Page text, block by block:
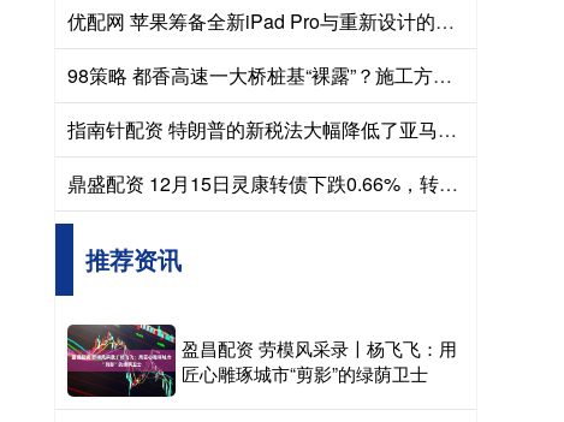
优配网 苹果筹备全新iPad Pro与重新设计的入门级MacBook Pro
98策略 都香高速一大桥桩基“裸露”？施工方澄清：系高桩承台，已验收
指南针配资 特朗普的新税法大幅降低了亚马逊缴纳的公司税
鼎盛配资 12月15日灵康转债下跌0.66%，转股溢价率69.48%
推荐资讯
盈昌配资 劳模风采录〡杨飞飞：用
匠心雕琢城市“剪影”的绿荫卫士